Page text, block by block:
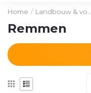
Home /
Remmen